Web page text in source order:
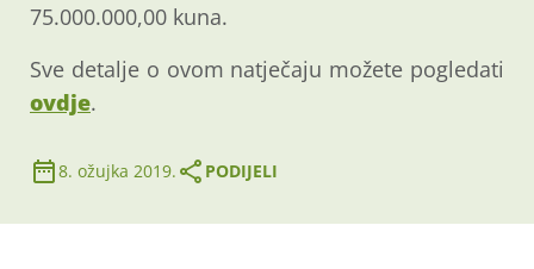
75.000.000,00 kuna.
Sve detalje o ovom natječaju možete pogledati
ovdje.
8. ožujka 2019. PODIJELI